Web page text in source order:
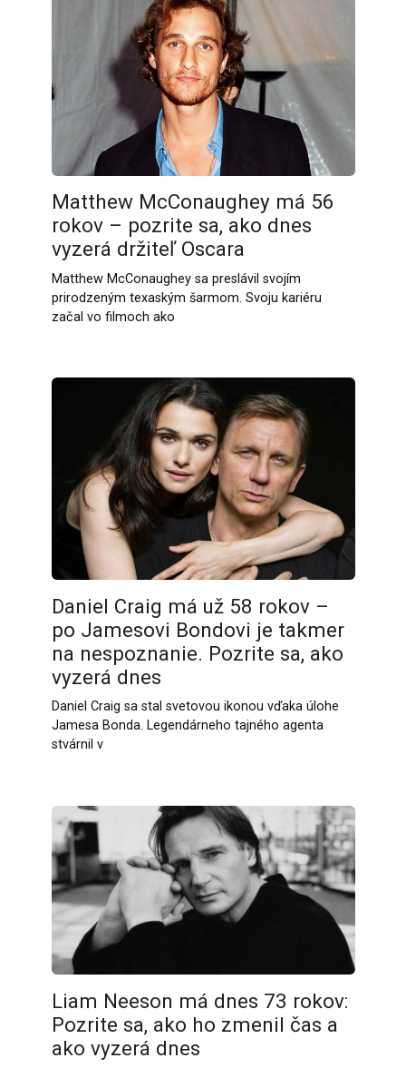
Matthew McConaughey má 56
rokov – pozrite sa, ako dnes
vyzerá držiteľ Oscara
Matthew McConaughey sa preslávil svojím
prirodzeným texaským šarmom. Svoju kariéru
začal vo filmoch ako
Daniel Craig má už 58 rokov –
po Jamesovi Bondovi je takmer
na nespoznanie. Pozrite sa, ako
vyzerá dnes
Daniel Craig sa stal svetovou ikonou vďaka úlohe
Jamesa Bonda. Legendárneho tajného agenta
stvárnil v
Liam Neeson má dnes 73 rokov:
Pozrite sa, ako ho zmenil čas a
ako vyzerá dnes